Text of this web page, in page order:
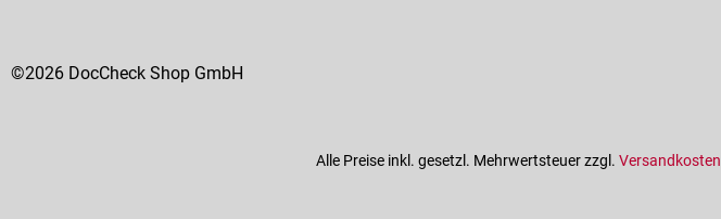
©2026 DocCheck Shop GmbH
Alle Preise inkl. gesetzl. Mehrwertsteuer zzgl. Versandkosten